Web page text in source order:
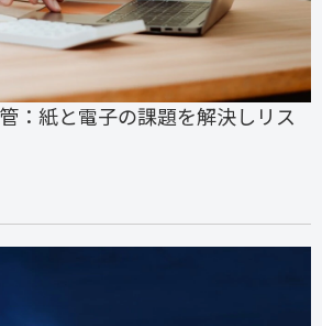
：紙と電子の課題を解決しリス